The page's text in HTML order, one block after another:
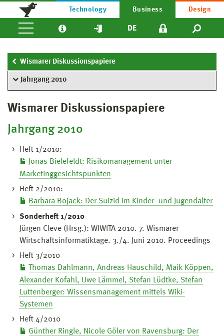
Technology Business Design
DE
Wismarer Diskussionspapiere
Jahrgang 2010
Wismarer Diskussionspapiere
Jahrgang 2010
Heft 1/2010:
Jonas Bielefeldt: Risikomanagement unter
Marketinggesichtspunkten
Heft 2/2010:
Barbara Bojack: Der Suizid im Kinder- und Jugendalter
Sonderheft 1/2010
Jürgen Cleve (Hrsg.): WIWITA 2010. 7. Wismarer
Wirtschaftsinformatiktage. 3./4. Juni 2010. Proceedings
Heft 3/2010
Thomas Dahlmann, Andreas Hauschild, Maik Köppen,
Alexander Kofahl, Uwe Lämmel, Stefan Lüdtke, Stefan
Luttenberger: Wissensmanagement mittels Wiki-
Systemen
Heft 4/2010
Günther Ringle, Nicole Göler von Ravensburg: Der